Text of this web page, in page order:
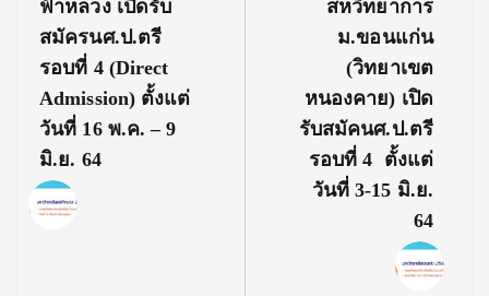
Post:
ฟ้าหลวง เปิดรับ
สมัครนศ.ป.ตรี
รอบที่ 4 (Direct
Admission) ตั้งแต่
วันที่ 16 พ.ค. – 9
มิ.ย. 64
Post:สหวิทยาการ
ม.ขอนแก่น
(วิทยาเขต
หนองคาย) เปิด
รับสมัคนศ.ป.ตรี
รอบที่ 4 ตั้งแต่
วันที่ 3-15 มิ.ย.
64